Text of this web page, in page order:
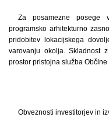
Za posamezne posege
programsko arhitekturno
pridobitev lokacijskega
varovanju okolja. Skladnost
prostor pristojna služba
Obveznosti investitorjev in